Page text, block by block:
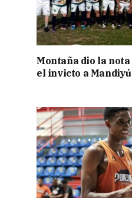
Montaña dio la
el invicto a Mandiyú